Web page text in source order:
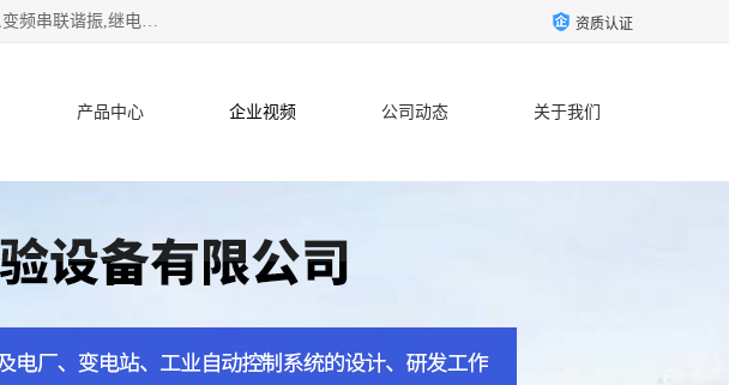
武汉鄂电电力试验设备有限公司专门从事电力电气设备和仪器仪表的设计与制造,主要研发生产工频串联谐振,变频串联谐振,继电保护测试仪,电缆故障测试仪,直流电阻测试仪,接地电阻测试仪等一百多种高品质产品.坚持奉行"质量一,客户至上"的服务宗旨。 资质认证
产品中心 企业视频 公司动态 关于我们